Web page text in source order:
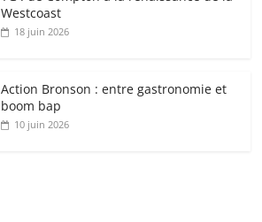
Westcoast
18 juin 2026
Action Bronson : entre gastronomie et
boom bap
10 juin 2026